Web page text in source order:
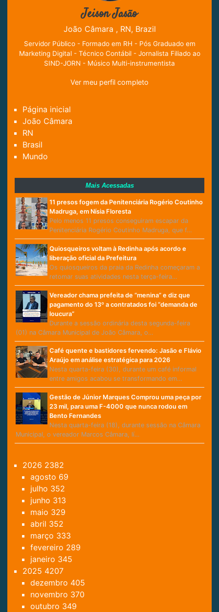
Jeison Jasão
João Câmara , RN, Brazil
Servidor Público - Formado em RH - Pós Graduado em
Marketing Digital - Técnico Contábil - Jornalista Filiado ao
SIND-JORN - Músico Multi-instrumentista
Ver meu perfil completo
Página inicial
João Câmara
RN
Brasil
Mundo
Mais Acessadas
11 presos fogem da Penitenciária Rogério Coutinho
Madruga, em Nísia Floresta
Pelo menos 11 presos conseguiram escapar da
Penitenciária Rogério Coutinho Madruga, que f…
Quiosqueiros voltam à Redinha após acordo e
liberação oficial da Prefeitura
Os quiosqueiros da praia da Redinha começaram a
retomar suas atividades nesta terça-feira…
Vereador chama prefeita de “menina” e diz que
pagamento do 13º a contratados foi “demanda de
loucura”
Durante a sessão ordinária desta segunda-feira
(01) na Câmara Municipal de João Câmara, o…
Café quente e bastidores fervendo: Jasão e Flávio
Araújo em análise estratégica para 2026
Nesta quarta-feira (30), durante um café informal
entre amigos acabou se transformando em…
Gestão de Júnior Marques Comprou uma peça por
23 mil, para uma F-4000 que nunca rodou em
Bento Fernandes
Nesta quarta-feira (18), durante sessão na Câmara
Municipal, o vereador Marcos Câmara, lí…
2026 2382
agosto 69
julho 352
junho 313
maio 329
abril 352
março 333
fevereiro 289
janeiro 345
2025 4207
dezembro 405
novembro 370
outubro 349